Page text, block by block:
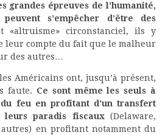
grandes épreuves de l’humanité,
s’empêcher d’être des
«altruisme» circonstanciel, ils y
leur compte du fait que le malheur
des autres…
Américains ont, jusqu’à présent,
faute. Ce sont même les seuls à
feu en profitant d’un transfert
leurs paradis fiscaux(Delaware,
autres) en profitant notamment du